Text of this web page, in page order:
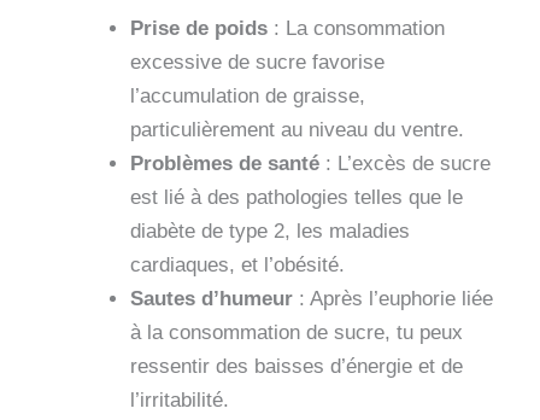
Prise de poids : La consommation
excessive de sucre favorise
l’accumulation de graisse,
particulièrement au niveau du ventre.
Problèmes de santé : L’excès de sucre
est lié à des pathologies telles que le
diabète de type 2, les maladies
cardiaques, et l’obésité.
Sautes d’humeur : Après l’euphorie liée
à la consommation de sucre, tu peux
ressentir des baisses d’énergie et de
l’irritabilité.